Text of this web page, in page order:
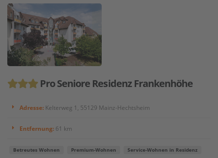
Pro Seniore Residenz Frankenhöhe
Adresse: Kelterweg 1, 55129 Mainz-Hechtsheim
Entfernung: 61 km
Betreutes Wohnen Premium-Wohnen Service-Wohnen in Residenz